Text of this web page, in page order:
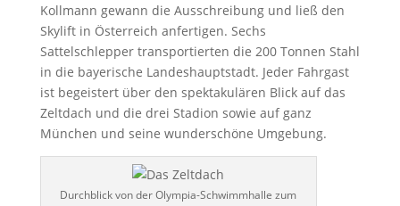
Kollmann gewann die Ausschreibung und ließ den
Skylift in Österreich anfertigen. Sechs
Sattelschlepper transportierten die 200 Tonnen Stahl
in die bayerische Landeshauptstadt. Jeder Fahrgast
ist begeistert über den spektakulären Blick auf das
Zeltdach und die drei Stadion sowie auf ganz
München und seine wunderschöne Umgebung.
Durchblick von der Olympia-Schwimmhalle zum